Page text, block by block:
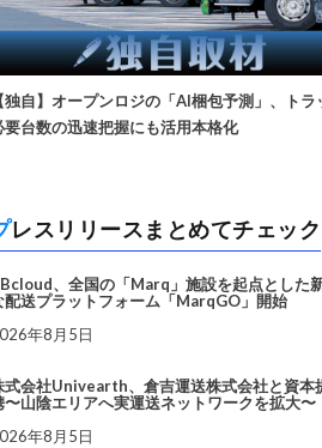
独自】オープンロジの「AI梱包予測」、トラ
要台数の迅速把握にも活用本格化
プレスリリースまとめてチェック
、全国の「Marq」施設を起点とした
配送プラットフォーム「MarqGO」開始
年8月5日
式会社Univearth、倉吉運送株式会社と資本
〜山陰エリアへ実運送ネットワークを拡大〜
年8月5日